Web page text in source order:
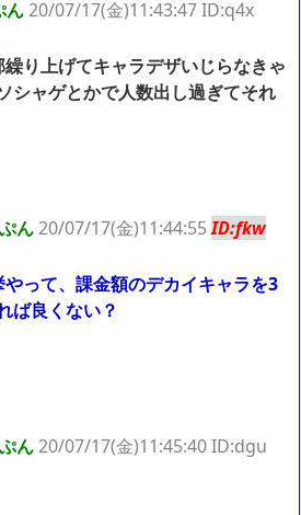
ん20/07/17(金)11:43:47 ID:q4x
り上げてキャラデザいじらなきゃ
シャゲとかで人数出し過ぎてそれ
ん20/07/17(金)11:44:55ID:fkw
って、課金額のデカイキャラを3
ば良くない？
ん20/07/17(金)11:45:40 ID:dgu